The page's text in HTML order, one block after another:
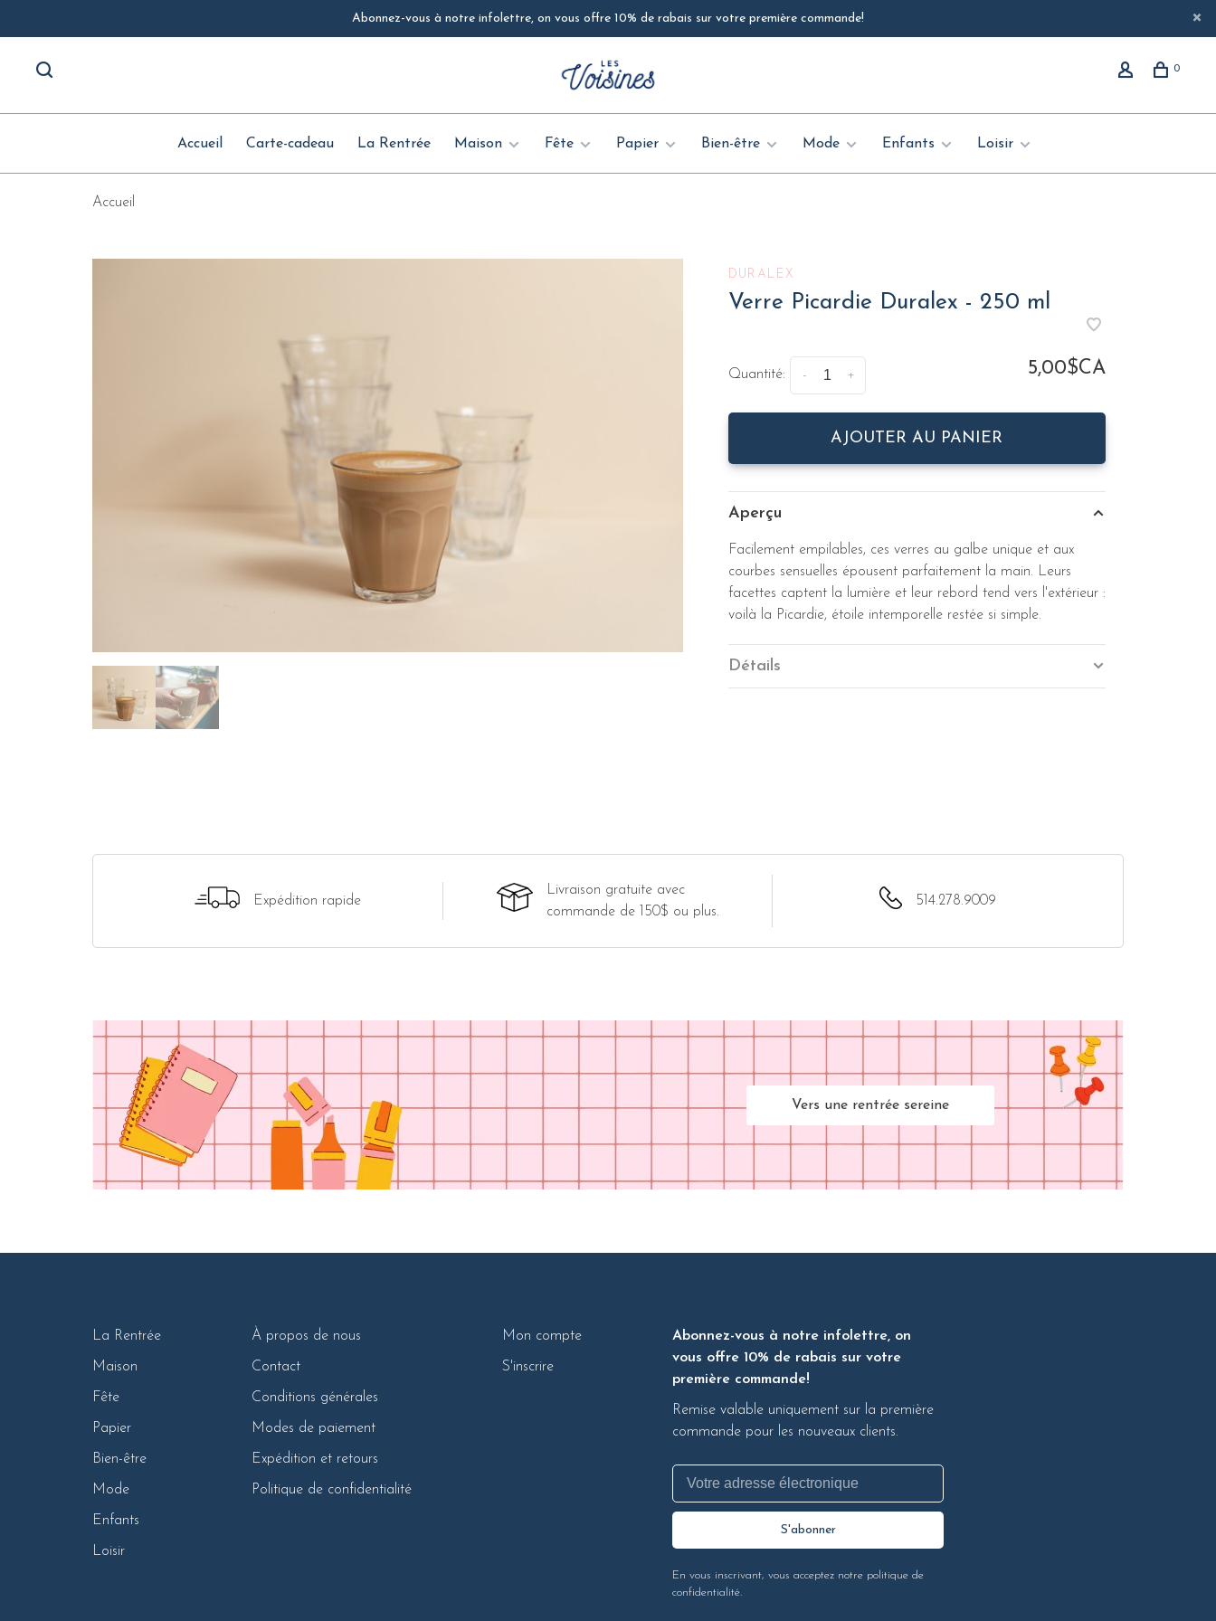
Abonnez-vous à notre infolettre, on vous offre 10% de rabais sur votre première commande!
0
Accueil Carte-cadeau La Rentrée Maison Fête Papier Bien-être Mode Enfants Loisir
Accueil
DURALEX
Verre Picardie Duralex - 250 ml
Quantité: +
- 5,00$CA
AJOUTER AU PANIER
Aperçu
Facilement empilables, ces verres au galbe unique et aux
courbes sensuelles épousent parfaitement la main. Leurs
facettes captent la lumière et leur rebord tend vers l'extérieur :
voilà la Picardie, étoile intemporelle restée si simple.
Détails
Expédition rapide
Livraison gratuite avec
commande de 150$ ou plus.
514.278.9009
Vers une rentrée sereine
La Rentrée
Maison
Fête
Papier
Bien-être
Mode
Enfants
Loisir
À propos de nous
Contact
Conditions générales
Modes de paiement
Expédition et retours
Politique de confidentialité
Mon compte
S'inscrire
Abonnez-vous à notre infolettre, on
vous offre 10% de rabais sur votre
première commande!
Remise valable uniquement sur la première
commande pour les nouveaux clients.
S'abonner
En vous inscrivant, vous acceptez notre politique de
confidentialité.